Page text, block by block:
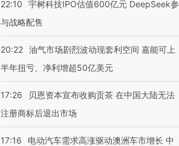
22:10
宇树科技IPO估值600亿元 DeepSeek参
与战略配售
20:22 油气市场剧烈波动现套利空间 嘉能可上
半年扭亏、净利增超50亿美元
17:26
贝恩资本宣布收购贡茶 在中国大陆无法
注册商标后退出市场
17:16
电动汽车需求高涨驱动澳洲车市增长 中